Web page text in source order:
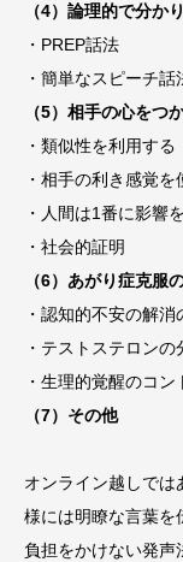
（4）論理的で分か
・PREP話法
・簡単なスピーチ話
（5）相手の心をつ
・類似性を利用する
・相手の利き感覚
・人間は1番に影響
・社会的証明
（6）あがり症克服
・認知的不安の解消
・テストステロン
・生理的覚醒のコン
（7）その他
オンライン越しでは
様には明瞭な言葉を
負担をかけない発声